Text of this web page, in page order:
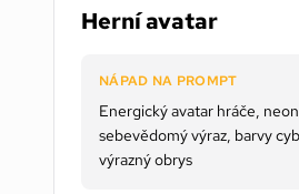
Herní avatar
NÁPAD NA PROMPT
Energický avatar hráče,
sebevědomý výraz, barvy
výrazný obrys